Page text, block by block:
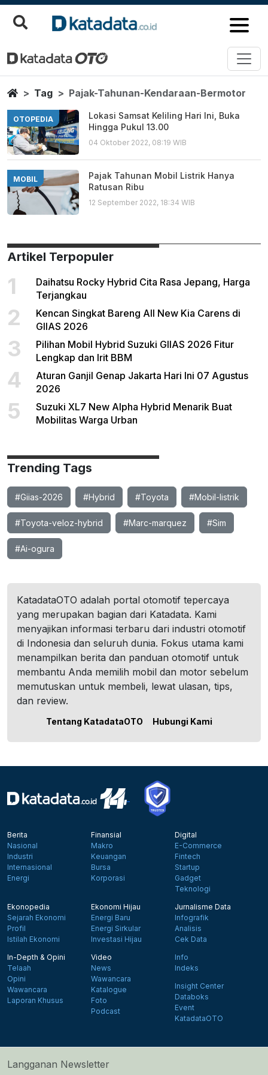
Pajak Tahunan Kendaraan
Berita Terbaru
HomeTag Pajak-Tahunan-Kendaraan-Bermotor
OTOPEDIA
Lokasi Samsat Keliling Hari Ini, Buka
Hingga Pukul 13.00
04 Oktober 2022, 08:19 WIB
MOBIL
Pajak Tahunan Mobil Listrik Hanya
Ratusan Ribu
12 September 2022, 18:34 WIB
Artikel Terpopuler
1
Daihatsu Rocky Hybrid Cita Rasa Jepang, Harga
Terjangkau
2
Kencan Singkat Bareng All New Kia Carens di
GIIAS 2026
3
Pilihan Mobil Hybrid Suzuki GIIAS 2026 Fitur
Lengkap dan Irit BBM
4
Aturan Ganjil Genap Jakarta Hari Ini 07 Agustus
2026
5
Suzuki XL7 New Alpha Hybrid Menarik Buat
Mobilitas Warga Urban
Trending Tags
#Giias-2026 #Hybrid #Toyota #Mobil-listrik
#Toyota-veloz-hybrid #Marc-marquez #Sim
#Ai-ogura
KatadataOTO adalah portal otomotif tepercaya
yang merupakan bagian dari Katadata. Kami
menyajikan informasi terbaru dari industri otomotif
di Indonesia dan seluruh dunia. Fokus utama kami
menampilkan berita dan panduan otomotif untuk
membantu Anda memilih mobil dan motor sebelum
memutuskan untuk membeli, lewat ulasan, tips,
dan review.
Tentang KatadataOTO Hubungi Kami
Berita
Nasional
Industri
Internasional
Energi
Finansial
Makro
Keuangan
Bursa
Korporasi
Digital
E-Commerce
Fintech
Startup
Gadget
Teknologi
Ekonopedia
Sejarah Ekonomi
Profil
Istilah Ekonomi
Ekonomi Hijau
Energi Baru
Energi Sirkular
Investasi Hijau
Jurnalisme Data
Infografik
Analisis
Cek Data
In-Depth & Opini
Telaah
Opini
Wawancara
Laporan Khusus
Video
News
Wawancara
Katalogue
Foto
Podcast
Info
Indeks
Insight Center
Databoks
Event
KatadataOTO
Langganan Newsletter